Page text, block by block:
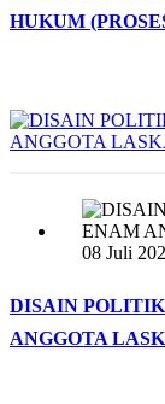
HUKUM
08 Juli
DISAIN
ANGGOTA